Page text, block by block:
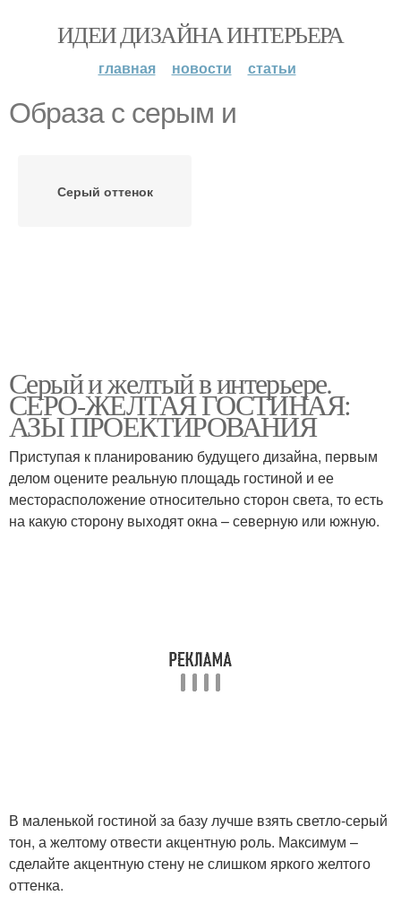
ИДЕИ ДИЗАЙНА ИНТЕРЬЕРА
главная новости статьи
Образа с серым и
Серый оттенок
Серый и желтый в интерьере.
СЕРО-ЖЕЛТАЯ ГОСТИНАЯ:
АЗЫ ПРОЕКТИРОВАНИЯ
Приступая к планированию будущего дизайна, первым
делом оцените реальную площадь гостиной и ее
месторасположение относительно сторон света, то есть
на какую сторону выходят окна – северную или южную.
В маленькой гостиной за базу лучше взять светло-серый
тон, а желтому отвести акцентную роль. Максимум –
сделайте акцентную стену не слишком яркого желтого
оттенка.